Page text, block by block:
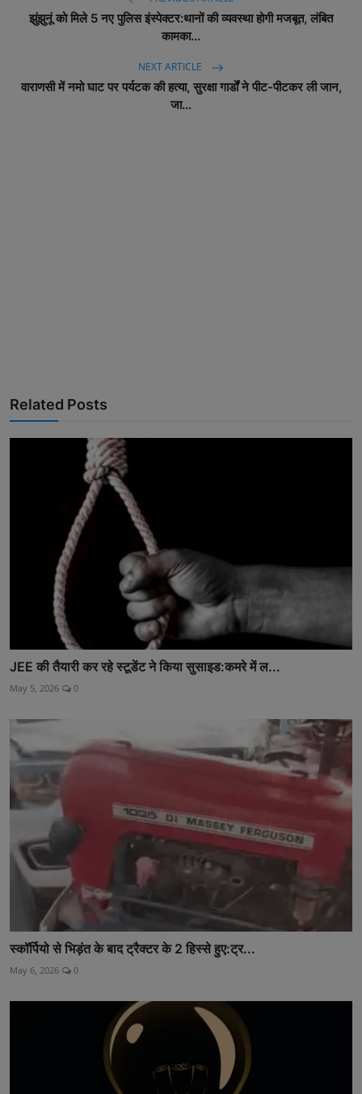
झुंझुनूं को मिले 5 नए पुलिस इंस्पेक्टर:थानों की व्यवस्था होगी मजबूत, लंबित
कामका...
NEXT ARTICLE
वाराणसी में नमो घाट पर पर्यटक की हत्‍या, सुरक्षा गार्डों ने पीट-पीटकर ली जान,
जा...
Related Posts
JEE की तैयारी कर रहे स्टूडेंट ने किया सुसाइड:कमरे में ल...
May 5, 2026 0
स्कॉर्पियो से भिड़ंत के बाद ट्रैक्टर के 2 हिस्से हुए:ट्र...
May 6, 2026 0